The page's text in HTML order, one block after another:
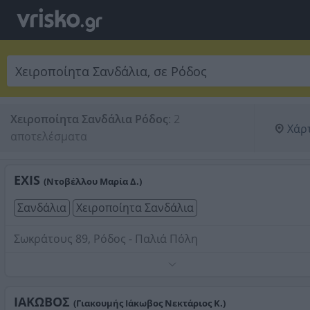
Χειροποίητα Σανδάλια Ρόδος: 2
αποτελέσματα
EXIS (Ντοβέλλου Μαρία Δ.)
Σανδάλια Χειροποίητα Σανδάλια
Σωκράτους 89, Ρόδος - Παλιά Πόλη
λουλούδια, χάντρες, παγέτες, κοχύλια, κορδόνια,
ΙΑΚΩΒΟΣ (Γιακουμής Ιάκωβος Νεκτάριος Κ.)